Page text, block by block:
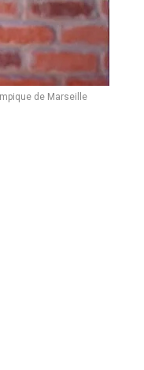
de Marseille